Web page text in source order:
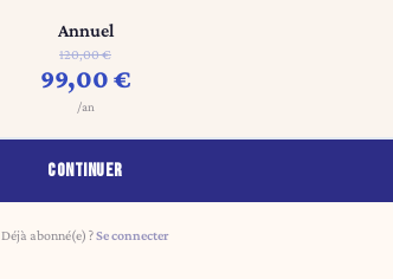
Annuel
120,00 €
99,00 €
/an
CONTINUER
Déjà abonné(e) ?Se connecter